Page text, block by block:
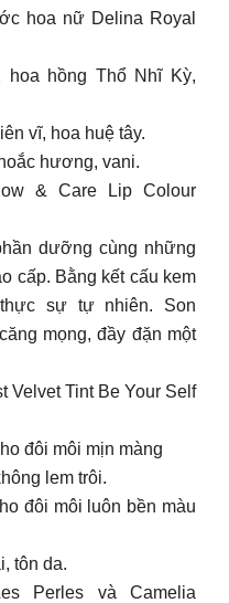
hoa nữ Delina Royal
hoa hồng Thổ Nhĩ Kỳ,
vĩ, hoa huệ tây.
hương, vani.
& Care Lip Colour
dưỡng cùng những
cấp. Bằng kết cấu kem
sự tự nhiên. Son
mọng, đầy đặn một
Velvet Tint Be Your Self
đôi môi mịn màng
lem trôi.
đôi môi luôn bền màu
tôn da.
Perles và Camelia